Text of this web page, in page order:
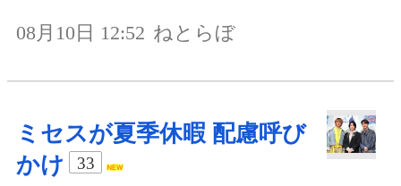
08月10日 12:52 ねとらぼ
ミセスが夏季休暇 配慮呼び
かけ
33